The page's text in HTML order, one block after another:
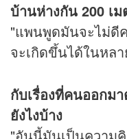
บ้านห่างกัน 200 เ
"แพนพูดมันจะไม่ดีค
จะเกิดขึ้นได้ในหล
กับเรื่องที่คนออกม
ยังไงบ้าง